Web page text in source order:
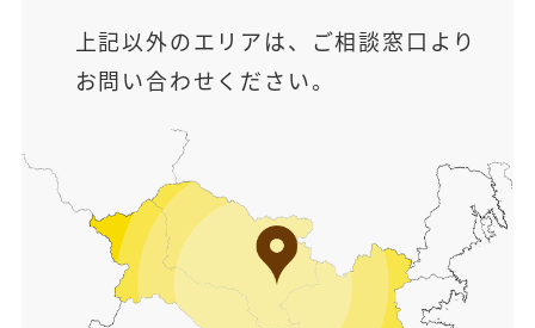
上記以外のエリアは、ご相談窓口より
お問い合わせください。